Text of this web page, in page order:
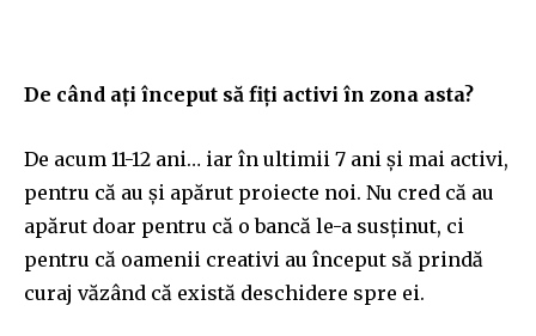
De când ați început să fiți activi în zona asta?
De acum 11-12 ani… iar în ultimii 7 ani și mai activi,
pentru că au și apărut proiecte noi. Nu cred că au
apărut doar pentru că o bancă le-a susținut, ci
pentru că oamenii creativi au început să prindă
curaj văzând că există deschidere spre ei.